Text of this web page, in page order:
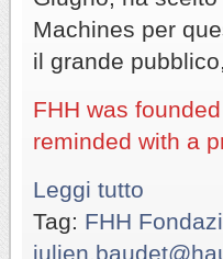
Machines per
il grande
FHH was
reminded with a
Leggi tutto
Tag: FHH